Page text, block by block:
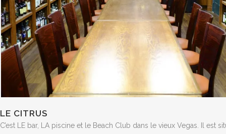
LE CITRUS
C’est LE bar, LA piscine et le Beach Club dans le vieux Vegas. Il est